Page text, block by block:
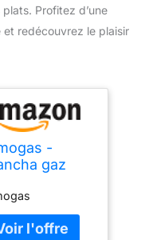
Profitez d’une
redécouvrez le plaisir
-
gaz
en H